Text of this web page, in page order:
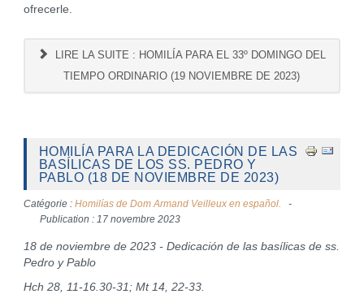
ofrecerle.
LIRE LA SUITE : HOMILÍA PARA EL 33º DOMINGO DEL
TIEMPO ORDINARIO (19 NOVIEMBRE DE 2023)
HOMILÍA PARA LA DEDICACIÓN DE LAS
BASÍLICAS DE LOS SS. PEDRO Y
PABLO (18 DE NOVIEMBRE DE 2023)
Catégorie : Homilías de Dom Armand Veilleux en español.
Publication : 17 novembre 2023
18 de noviembre de 2023 - Dedicación de las basílicas de ss.
Pedro y Pablo
Hch 28, 11-16.30-31; Mt 14, 22-33.